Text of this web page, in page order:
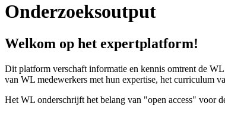
Onderzoeksoutput
Welkom op het expertplatform!
Dit platform verschaft informatie en kennis omtrent de
van WL medewerkers met hun expertise, het curriculum
Het WL onderschrijft het belang van "open access" voor